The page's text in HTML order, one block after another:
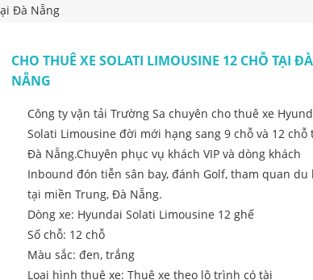
Đà Nẵng
CHO THUÊ XE SOLATI LIMOUSINE 12 CHỖ TẠI ĐÀ
NẴNG
Công ty vận tải Trường Sa chuyên cho thuê xe
Solati Limousine đời mới hạng sang 9 chỗ và 12 chỗ
Đà Nẵng.Chuyên phục vụ khách VIP và dòng khách
Inbound đón tiễn sân bay, đánh Golf, tham quan du
tại miền Trung, Đà Nẵng.
Dòng xe: Hyundai Solati Limousine 12 ghế
Số chỗ: 12 chỗ
Màu sắc: đen, trắng
Loại hình thuê xe: Thuê xe theo lộ trình có tài